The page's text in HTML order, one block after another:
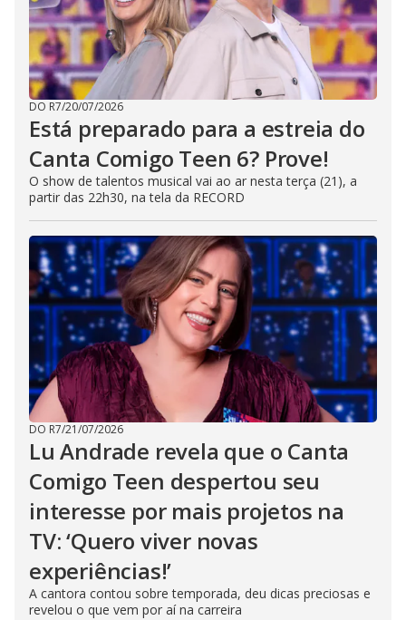
DO R7/20/07/2026
Está preparado para a estreia do
Canta Comigo Teen 6? Prove!
O show de talentos musical vai ao ar nesta terça (21), a
partir das 22h30, na tela da RECORD
DO R7/21/07/2026
Lu Andrade revela que o Canta
Comigo Teen despertou seu
interesse por mais projetos na
TV: ‘Quero viver novas
experiências!’
A cantora contou sobre temporada, deu dicas preciosas e
revelou o que vem por aí na carreira